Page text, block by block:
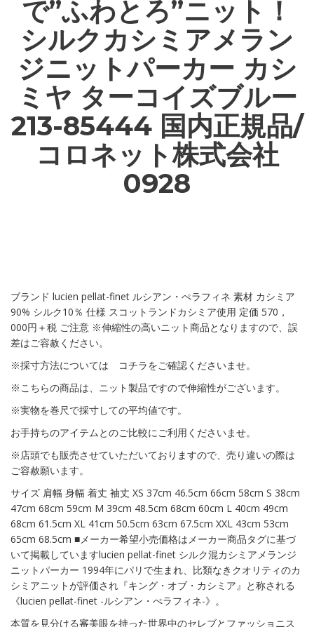
で”ふわとろ”ニット！
シルクカシミアメラン
ジニットパーカー カシ
ミヤ ターコイズブルー
213-85444 国内正規品/
コロネット株式会社
0928
ブランド lucien pellat-finet ルシアン・ぺラフィネ 素材 カシミア
90% シルク10％ 仕様 スコットランドカシミア使用 定価 570，
000円＋税 ご注意 ※伸縮性の高いニット商品となりますので、誤
差はご容赦ください。
※採寸方法については コチラをご確認くださいませ。
※こちらの商品は、ニット製品ですので伸縮性がございます。
※実物を巻尺で採寸しての平均値です。
お手持ちのアイテムとのご比較にご利用くださいませ。
※店頭でも販売させていただいておりますので、売り違いの際は
ご容赦願います。
サイズ 肩幅 身幅 着丈 袖丈 XS 37cm 46.5cm 66cm 58cm S 38cm
47cm 68cm 59cm M 39cm 48.5cm 68cm 60cm L 40cm 49cm
68cm 61.5cm XL 41cm 50.5cm 63cm 67.5cm XXL 43cm 53cm
65cm 68.5cm ■メーカー希望小売価格はメーカー商品タグに基づ
いて掲載していますlucien pellat-finet シルク混カシミアメランジ
ニットパーカー 1994年にパリで生まれ、比類なきクオリティのカ
シミアニットが評価され『キング・オブ・カシミア』と称される
《lucien pellat-finet -ルシアン・ぺラフィネ-》。
本質を見分ける審美眼を持った世界中のセレブとファッショニス